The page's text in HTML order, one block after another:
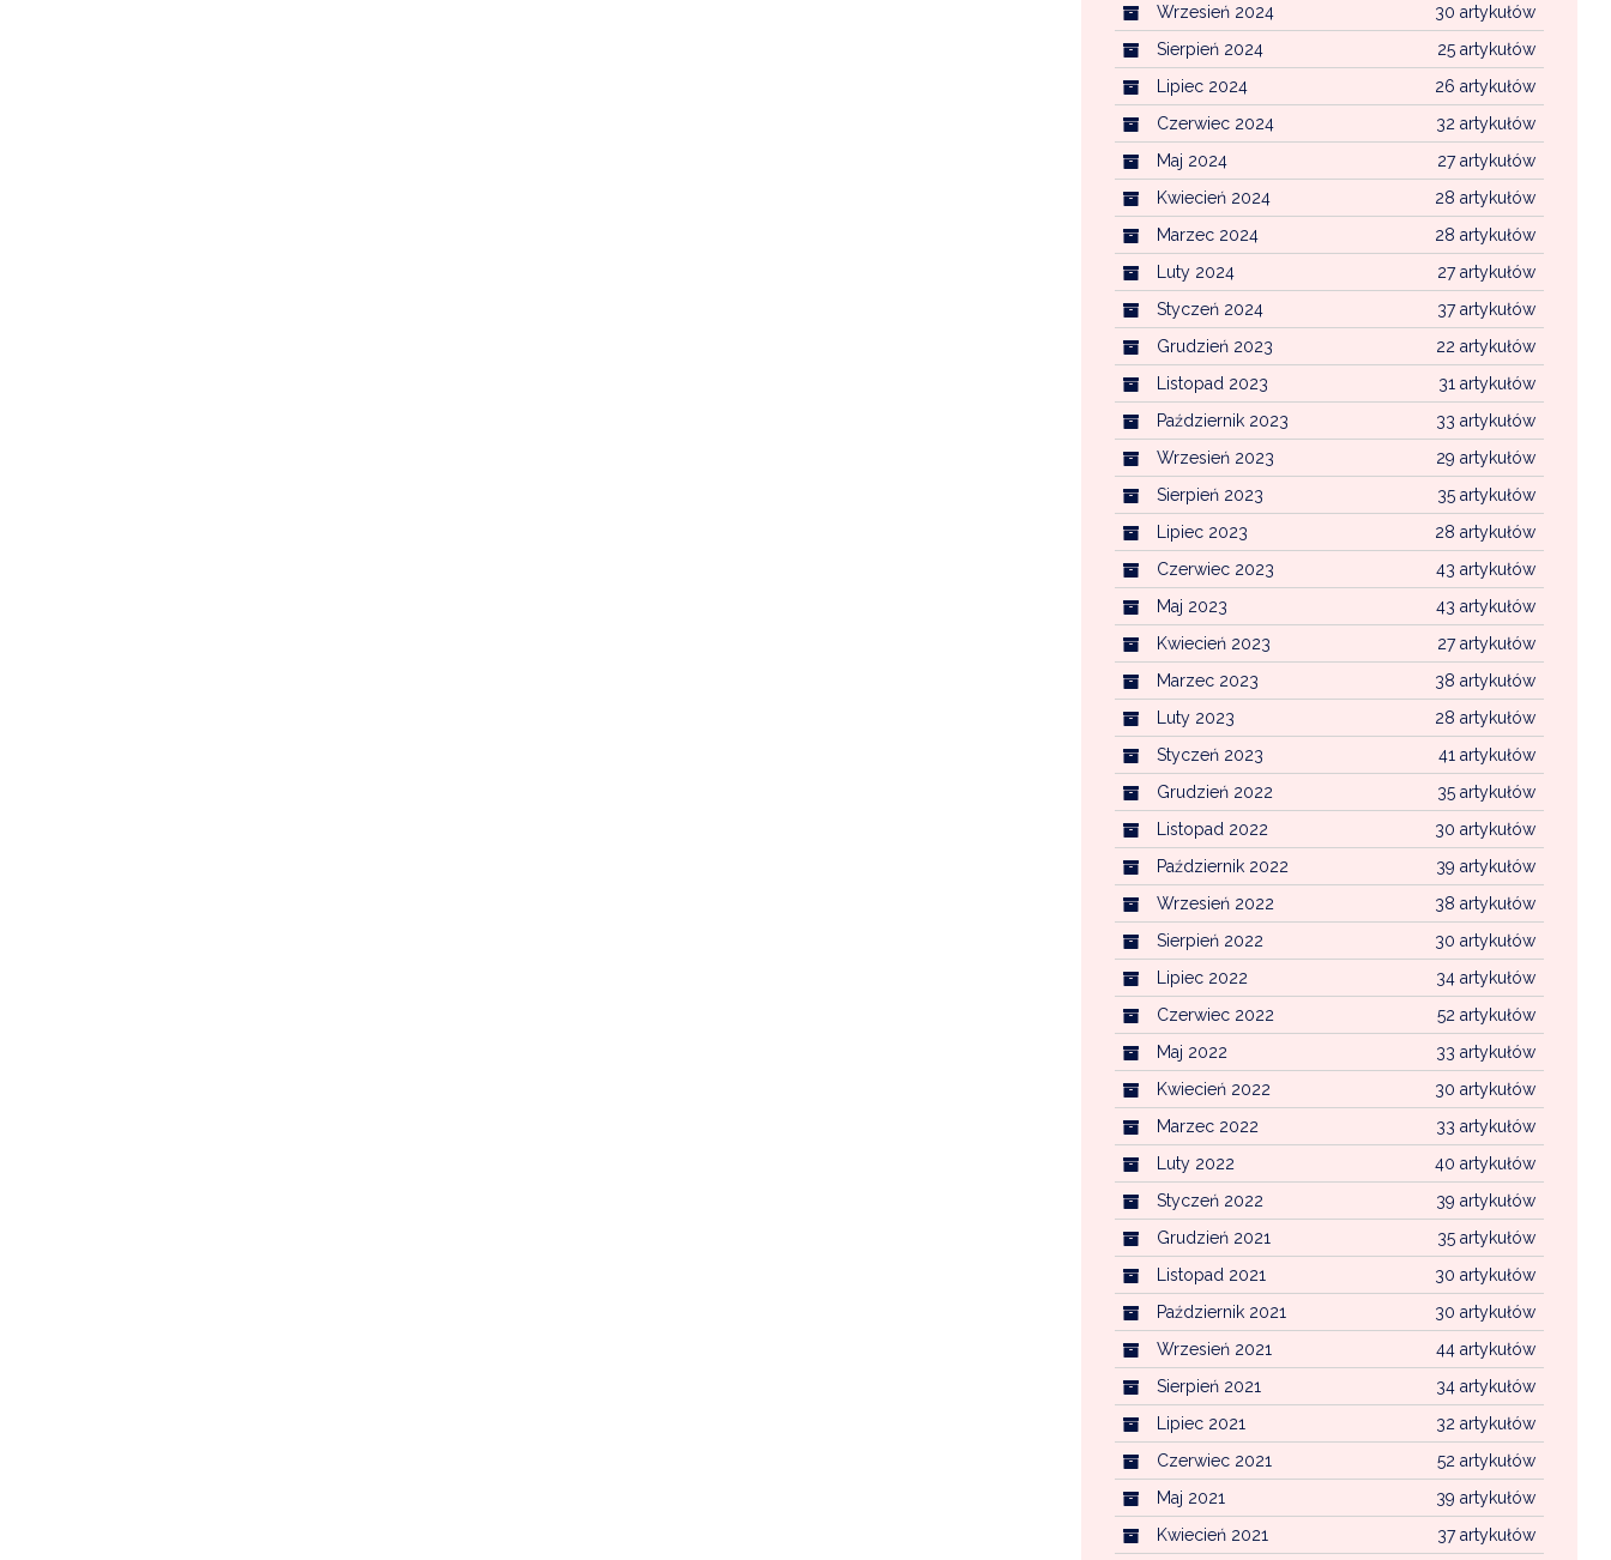
30 artykułów
Wrzesień 2024
25 artykułów
Sierpień 2024
26 artykułów
Lipiec 2024
32 artykułów
Czerwiec 2024
27 artykułów
Maj 2024
28 artykułów
Kwiecień 2024
28 artykułów
Marzec 2024
27 artykułów
Luty 2024
37 artykułów
Styczeń 2024
22 artykułów
Grudzień 2023
31 artykułów
Listopad 2023
33 artykułów
Październik 2023
29 artykułów
Wrzesień 2023
35 artykułów
Sierpień 2023
28 artykułów
Lipiec 2023
43 artykułów
Czerwiec 2023
43 artykułów
Maj 2023
27 artykułów
Kwiecień 2023
38 artykułów
Marzec 2023
28 artykułów
Luty 2023
41 artykułów
Styczeń 2023
35 artykułów
Grudzień 2022
30 artykułów
Listopad 2022
39 artykułów
Październik 2022
38 artykułów
Wrzesień 2022
30 artykułów
Sierpień 2022
34 artykułów
Lipiec 2022
52 artykułów
Czerwiec 2022
33 artykułów
Maj 2022
30 artykułów
Kwiecień 2022
33 artykułów
Marzec 2022
40 artykułów
Luty 2022
39 artykułów
Styczeń 2022
35 artykułów
Grudzień 2021
30 artykułów
Listopad 2021
30 artykułów
Październik 2021
44 artykułów
Wrzesień 2021
34 artykułów
Sierpień 2021
32 artykułów
Lipiec 2021
52 artykułów
Czerwiec 2021
39 artykułów
Maj 2021
37 artykułów
Kwiecień 2021